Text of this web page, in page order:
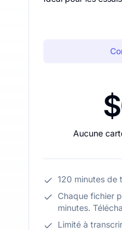
Aucune
120 minutes de
Chaque fichier
minutes.
Limité à